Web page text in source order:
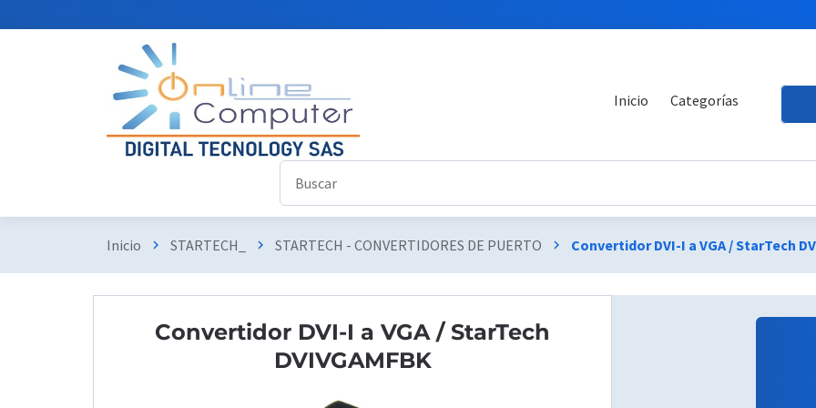
Inicio Categorías
Inicio chevron_right STARTECH_ chevron_right STARTECH - CONVERTIDORES DE PUERTO chevron_right Convertidor DVI-I a VGA / StarTech
Convertidor DVI-I a VGA / StarTech
DVIVGAMFBK